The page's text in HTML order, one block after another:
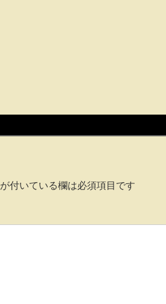
が付いている欄は必須項目です